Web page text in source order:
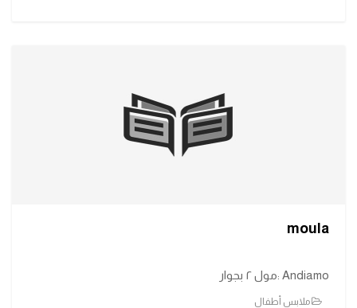
moula
Andiamo :مول ٢ بجوار
ملابس أطفال